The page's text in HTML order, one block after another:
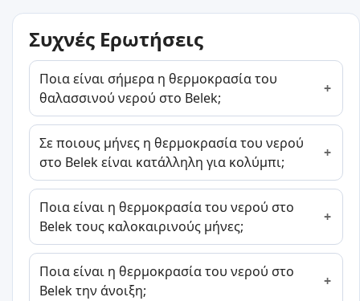
Συχνές Ερωτήσεις
Ποια είναι σήμερα η θερμοκρασία του
θαλασσινού νερού στο Belek;
Σε ποιους μήνες η θερμοκρασία του νερού
στο Belek είναι κατάλληλη για κολύμπι;
Ποια είναι η θερμοκρασία του νερού στο
Belek τους καλοκαιρινούς μήνες;
Ποια είναι η θερμοκρασία του νερού στο
Belek την άνοιξη;